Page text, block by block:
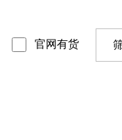
官网有货